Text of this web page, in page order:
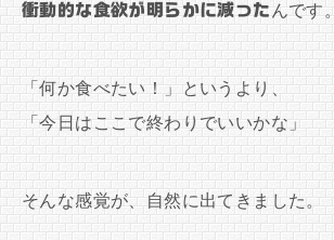
衝動的な食欲が明らかに減った んです。
「何か食べたい！」というより、
「今日はここで終わりでいいかな」
そんな感覚が、自然に出てきました。